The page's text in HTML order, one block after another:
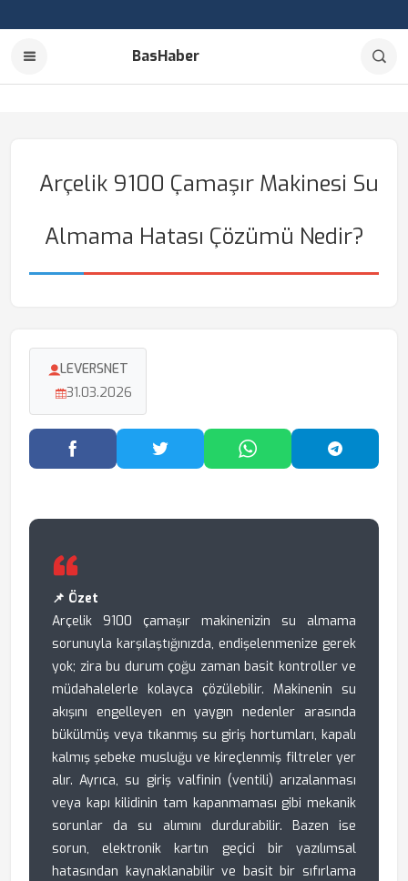
BasHaber
Arçelik 9100 Çamaşır Makinesi Su
Almama Hatası Çözümü Nedir?
LEVERSNET
31.03.2026
Facebook'ta PaylaşTwitter'da PaylaşWhatsApp'ta Paylaş
📌 Özet
Arçelik 9100 çamaşır makinenizin su almama
sorunuyla karşılaştığınızda, endişelenmenize gerek
yok; zira bu durum çoğu zaman basit kontroller ve
müdahalelerle kolayca çözülebilir. Makinenin su
akışını engelleyen en yaygın nedenler arasında
bükülmüş veya tıkanmış su giriş hortumları, kapalı
kalmış şebeke musluğu ve kireçlenmiş filtreler yer
alır. Ayrıca, su giriş valfinin (ventili) arızalanması
veya kapı kilidinin tam kapanmaması gibi mekanik
sorunlar da su alımını durdurabilir. Bazen ise
sorun, elektronik kartın geçici bir yazılımsal
hatasından kaynaklanabilir ve basit bir sıfırlama